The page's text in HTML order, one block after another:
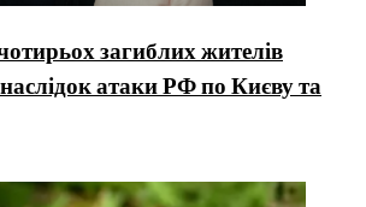
загиблих жителів
атаки РФ по Києву та